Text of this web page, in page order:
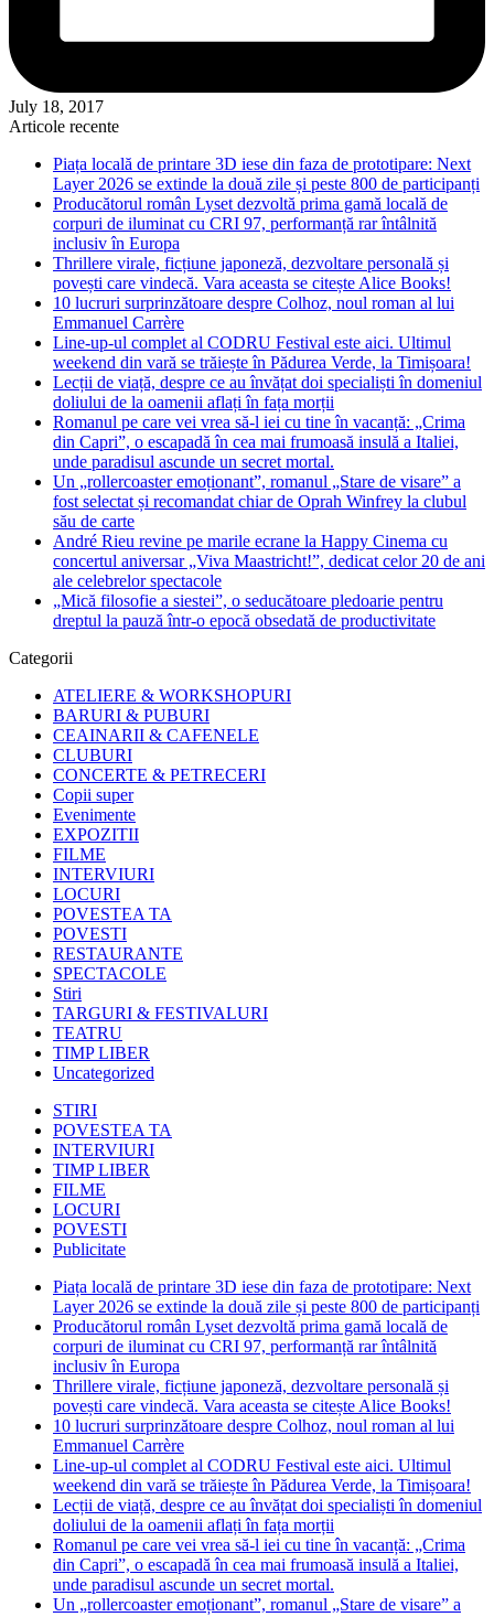
July 18, 2017
Articole recente
Piața locală de printare 3D iese din faza de prototipare: Next
Layer 2026 se extinde la două zile și peste 800 de participanți
Producătorul român Lyset dezvoltă prima gamă locală de
corpuri de iluminat cu CRI 97, performanță rar întâlnită
inclusiv în Europa
Thrillere virale, ficțiune japoneză, dezvoltare personală și
povești care vindecă. Vara aceasta se citește Alice Books!
10 lucruri surprinzătoare despre Colhoz, noul roman al lui
Emmanuel Carrère
Line-up-ul complet al CODRU Festival este aici. Ultimul
weekend din vară se trăiește în Pădurea Verde, la Timișoara!
Lecții de viață, despre ce au învățat doi specialiști în domeniul
doliului de la oamenii aflați în fața morții
Romanul pe care vei vrea să-l iei cu tine în vacanță: „Crima
din Capri”, o escapadă în cea mai frumoasă insulă a Italiei,
unde paradisul ascunde un secret mortal.
Un „rollercoaster emoționant”, romanul „Stare de visare” a
fost selectat și recomandat chiar de Oprah Winfrey la clubul
său de carte
André Rieu revine pe marile ecrane la Happy Cinema cu
concertul aniversar „Viva Maastricht!”, dedicat celor 20 de ani
ale celebrelor spectacole
„Mică filosofie a siestei”, o seducătoare pledoarie pentru
dreptul la pauză într-o epocă obsedată de productivitate
Categorii
ATELIERE & WORKSHOPURI
BARURI & PUBURI
CEAINARII & CAFENELE
CLUBURI
CONCERTE & PETRECERI
Copii super
Evenimente
EXPOZITII
FILME
INTERVIURI
LOCURI
POVESTEA TA
POVESTI
RESTAURANTE
SPECTACOLE
Stiri
TARGURI & FESTIVALURI
TEATRU
TIMP LIBER
Uncategorized
STIRI
POVESTEA TA
INTERVIURI
TIMP LIBER
FILME
LOCURI
POVESTI
Publicitate
Piața locală de printare 3D iese din faza de prototipare: Next
Layer 2026 se extinde la două zile și peste 800 de participanți
Producătorul român Lyset dezvoltă prima gamă locală de
corpuri de iluminat cu CRI 97, performanță rar întâlnită
inclusiv în Europa
Thrillere virale, ficțiune japoneză, dezvoltare personală și
povești care vindecă. Vara aceasta se citește Alice Books!
10 lucruri surprinzătoare despre Colhoz, noul roman al lui
Emmanuel Carrère
Line-up-ul complet al CODRU Festival este aici. Ultimul
weekend din vară se trăiește în Pădurea Verde, la Timișoara!
Lecții de viață, despre ce au învățat doi specialiști în domeniul
doliului de la oamenii aflați în fața morții
Romanul pe care vei vrea să-l iei cu tine în vacanță: „Crima
din Capri”, o escapadă în cea mai frumoasă insulă a Italiei,
unde paradisul ascunde un secret mortal.
Un „rollercoaster emoționant”, romanul „Stare de visare” a